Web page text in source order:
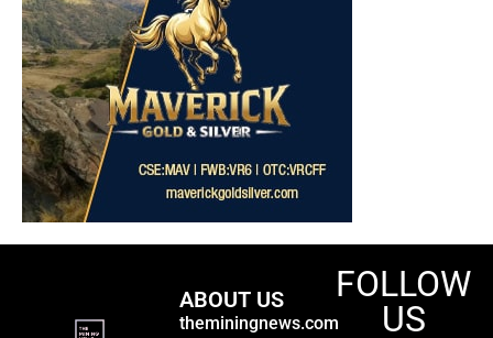
ABOUT US
theminingnews.com
FOLLOW
US